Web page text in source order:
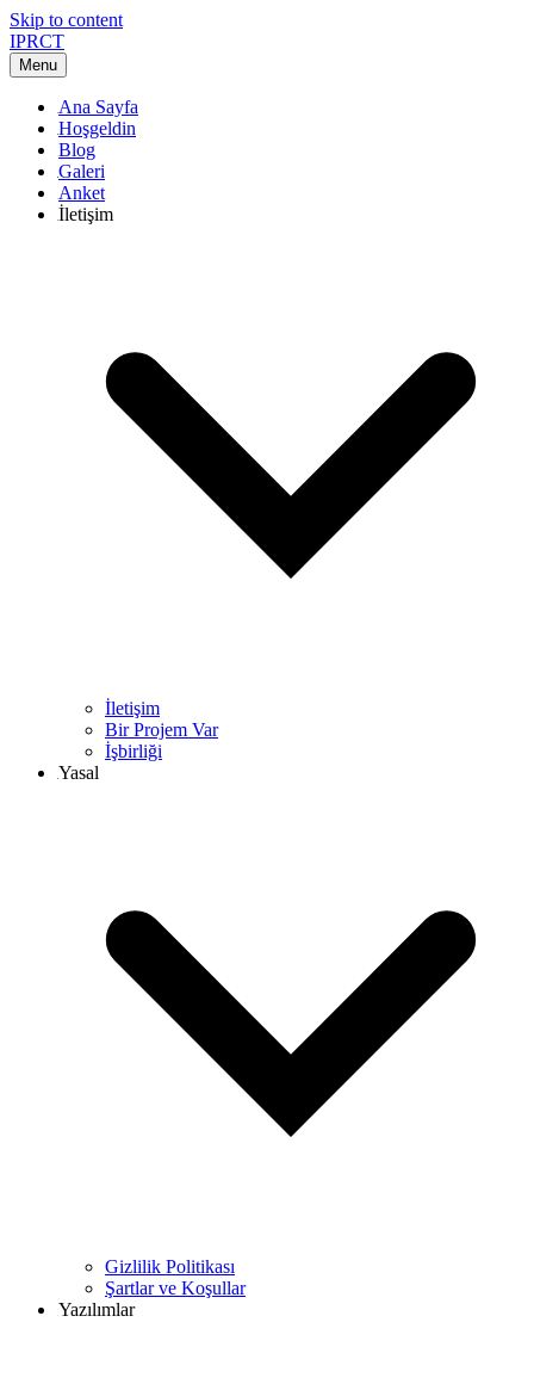
Skip to content
IPRCT
Menu
Ana Sayfa
Hoşgeldin
Blog
Galeri
Anket
İletişim
İletişim
Bir Projem Var
İşbirliği
Yasal
Gizlilik Politikası
Şartlar ve Koşullar
Yazılımlar